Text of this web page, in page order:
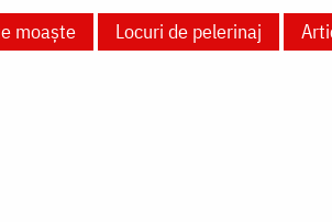
moaște Locuri de pelerinaj